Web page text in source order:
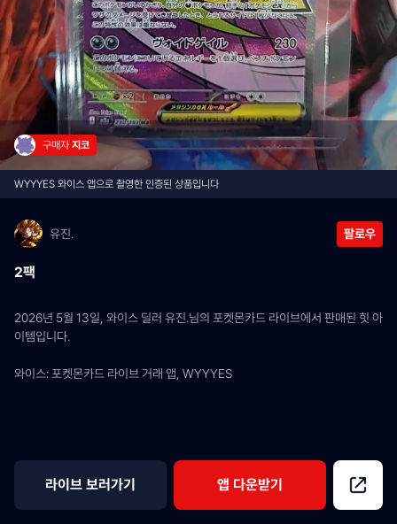
구매자 지코
WYYYES 와이스 앱으로 촬영한 인증된 상품입니다
유진. 팔로우
2팩
2026년 5월 13일, 와이스 딜러 유진.님의 포켓몬카드 라이브에서 판매된 힛 아
이템입니다.
와이스: 포켓몬카드 라이브 거래 앱, WYYYES
라이브 보러가기 앱 다운받기